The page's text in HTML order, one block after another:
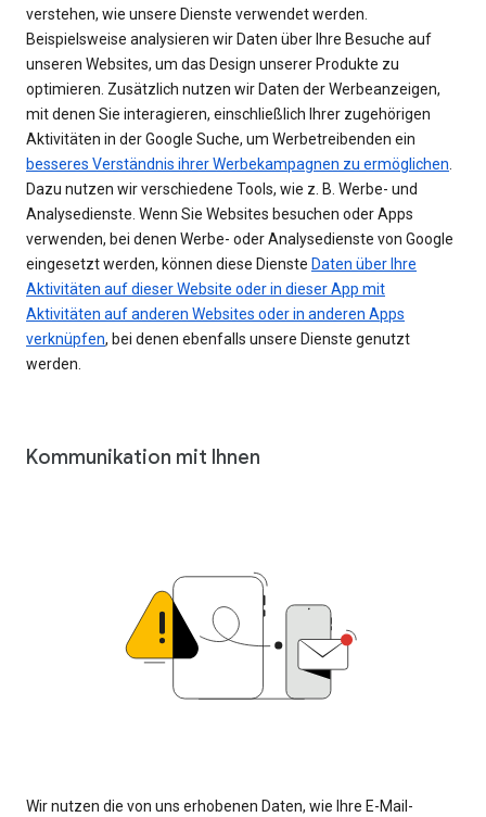
verstehen, wie unsere Dienste verwendet werden.
Beispielsweise analysieren wir Daten über Ihre Besuche auf
unseren Websites, um das Design unserer Produkte zu
optimieren. Zusätzlich nutzen wir Daten der Werbeanzeigen,
mit denen Sie interagieren, einschließlich Ihrer zugehörigen
Aktivitäten in der Google Suche, um Werbetreibenden ein
besseres Verständnis ihrer Werbekampagnen zu ermöglichen.
Dazu nutzen wir verschiedene Tools, wie z. B. Werbe- und
Analysedienste. Wenn Sie Websites besuchen oder Apps
verwenden, bei denen Werbe- oder Analysedienste von Google
eingesetzt werden, können diese Dienste Daten über Ihre
Aktivitäten auf dieser Website oder in dieser App mit
Aktivitäten auf anderen Websites oder in anderen Apps
verknüpfen, bei denen ebenfalls unsere Dienste genutzt
werden.
Kommunikation mit Ihnen
Wir nutzen die von uns erhobenen Daten, wie Ihre E-Mail-